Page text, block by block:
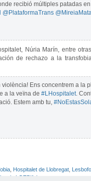
recibió múltiples patadas
@PlataformaTrans
Núria Marín, entre
de rechazo a la
Ens concentrem a la
a la veïna de #LHospitalet.
Estem amb tu,
Hospitalet de Llobregat
LGTBIfoba